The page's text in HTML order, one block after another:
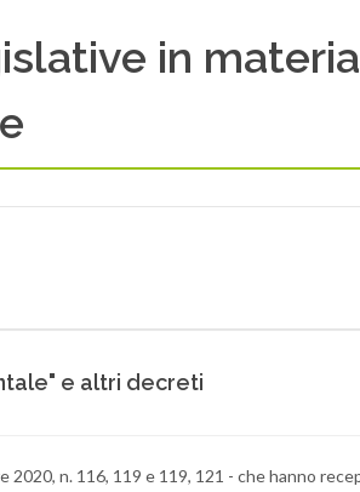
in materia
e altri decreti
n. 116, 119 e 119, 121 - che hanno